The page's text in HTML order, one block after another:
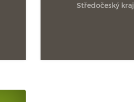
Středočeský kraj